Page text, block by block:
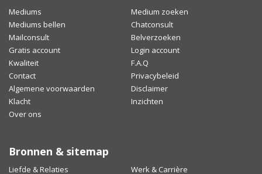
Mediums
Medium zoeken
Mediums bellen
Chatconsult
Mailconsult
Belverzoeken
Gratis account
Login account
Kwaliteit
F.A.Q
Contact
Privacybeleid
Algemene voorwaarden
Disclaimer
Klacht
Inzichten
Over ons
Bronnen & sitemap
Liefde & Relaties Werk & Carrière